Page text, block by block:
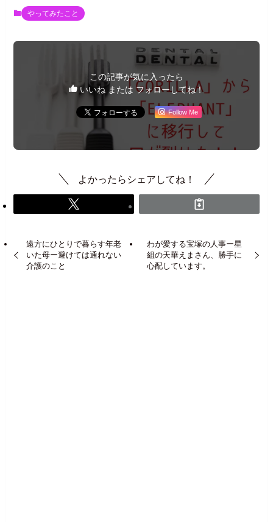
やってみたこと
この記事が気に入ったら
いいね または フォローしてね！
Follow Me
よかったらシェアしてね！
遠方にひとりで暮らす年老
いた母ー避けては通れない
介護のこと
わが愛する宝塚の人事ー星
組の天華えまさん、勝手に
心配しています。